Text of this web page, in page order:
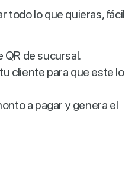
todo lo que quieras, fácil
QR de sucursal.
cliente para que este lo
a pagar y genera el